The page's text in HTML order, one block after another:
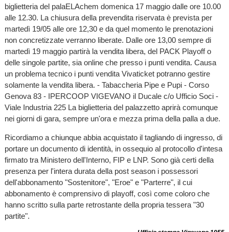
biglietteria del palaELAchem domenica 17 maggio dalle ore 10.00
alle 12.30. La chiusura della prevendita riservata è prevista per
martedì 19/05 alle ore 12,30 e da quel momento le prenotazioni
non concretizzate verranno liberate. Dalle ore 13,00 sempre di
martedì 19 maggio partirà la vendita libera, del PACK Playoff o
delle singole partite, sia online che presso i punti vendita. Causa
un problema tecnico i punti vendita Vivaticket potranno gestire
solamente la vendita libera. - Tabaccheria Pipe e Pupi - Corso
Genova 83 - IPERCOOP VIGEVANO il Ducale c/o Ufficio Soci -
Viale Industria 225 La biglietteria del palazzetto aprirà comunque
nei giorni di gara, sempre un'ora e mezza prima della palla a due.
Ricordiamo a chiunque abbia acquistato il tagliando di ingresso, di
portare un documento di identità, in ossequio al protocollo d'intesa
firmato tra Ministero dell'Interno, FIP e LNP. Sono già certi della
presenza per l'intera durata della post season i possessori
dell'abbonamento "Sostenitore", "Eroe" e "Parterre", il cui
abbonamento è comprensivo di playoff, così come coloro che
hanno scritto sulla parte retrostante della propria tessera "30
partite".